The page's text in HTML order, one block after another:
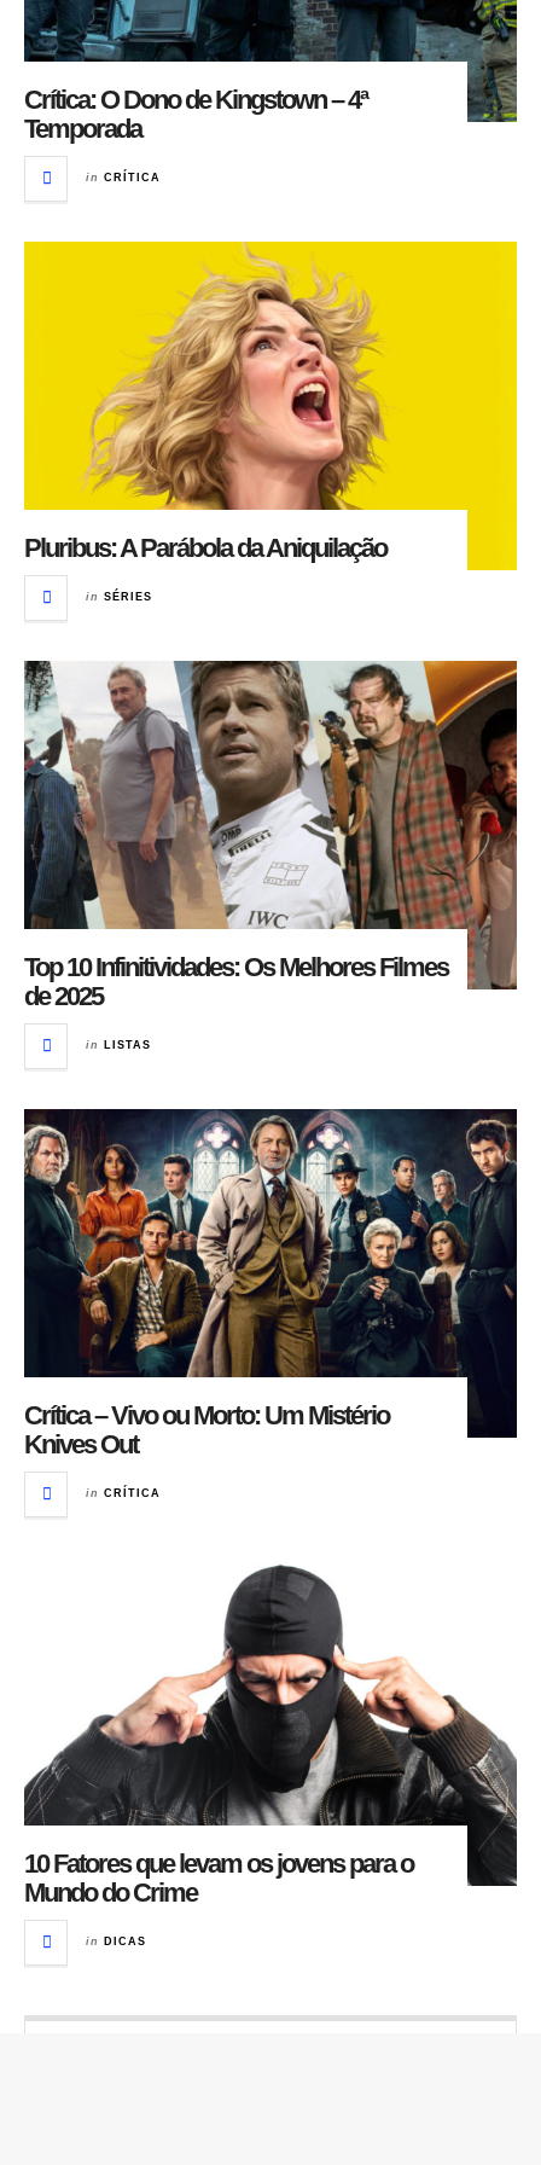
Crítica: O Dono de Kingstown – 4ª
Temporada
in CRÍTICA
Pluribus: A Parábola da Aniquilação
in SÉRIES
Top 10 Infinitividades: Os Melhores Filmes
de 2025
in LISTAS
Crítica – Vivo ou Morto: Um Mistério
Knives Out
in CRÍTICA
10 Fatores que levam os jovens para o
Mundo do Crime
in DICAS